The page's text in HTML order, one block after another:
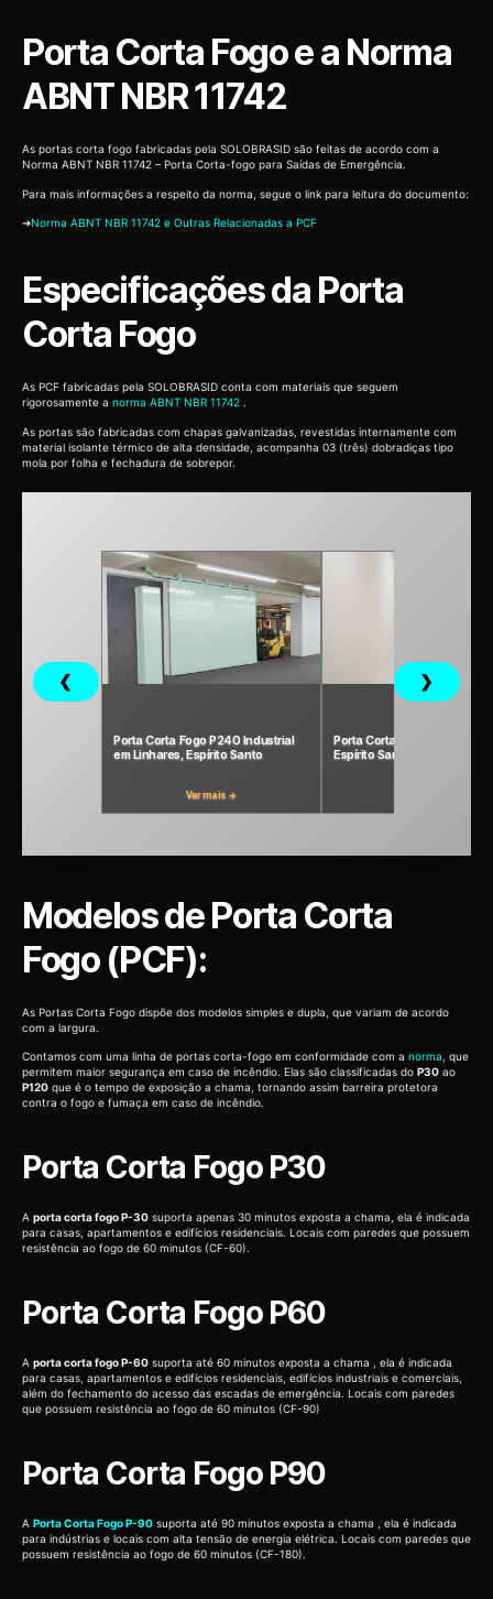
Porta Corta Fogo e a Norma
ABNT NBR 11742
As portas corta fogo fabricadas pela SOLOBRASID são feitas de acordo com a
Norma ABNT NBR 11742 – Porta Corta-fogo para Saídas de Emergência.
Para mais informações a respeito da norma, segue o link para leitura do documento:
➜Norma ABNT NBR 11742 e Outras Relacionadas a PCF
Especificações da Porta
Corta Fogo
As PCF fabricadas pela SOLOBRASID conta com materiais que seguem
rigorosamente a norma ABNT NBR 11742 .
As portas são fabricadas com chapas galvanizadas, revestidas internamente com
material isolante térmico de alta densidade, acompanha 03 (três) dobradiças tipo
mola por folha e fechadura de sobrepor.
❮
Porta Corta Fogo P240 Industrial
em Linhares, Espírito Santo
Ver mais →
Porta Corta-Fogo P90 em
Espírito Santo
❯
Modelos de Porta Corta
Fogo (PCF):
As Portas Corta Fogo dispõe dos modelos simples e dupla, que variam de acordo
com a largura.
Contamos com uma linha de portas corta-fogo em conformidade com a norma , que
permitem maior segurança em caso de incêndio. Elas são classificadas do P30 ao
P120 que é o tempo de exposição a chama, tornando assim barreira protetora
contra o fogo e fumaça em caso de incêndio.
Porta Corta Fogo P30
A porta corta fogo P-30 suporta apenas 30 minutos exposta a chama, ela é indicada
para casas, apartamentos e edifícios residenciais. Locais com paredes que possuem
resistência ao fogo de 60 minutos (CF-60).
Porta Corta Fogo P60
A porta corta fogo P-60 suporta até 60 minutos exposta a chama , ela é indicada
para casas, apartamentos e edifícios residenciais, edifícios industriais e comerciais,
além do fechamento do acesso das escadas de emergência. Locais com paredes
que possuem resistência ao fogo de 60 minutos (CF-90)
Porta Corta Fogo P90
A Porta Corta Fogo P-90 suporta até 90 minutos exposta a chama , ela é indicada
para indústrias e locais com alta tensão de energia elétrica. Locais com paredes que
possuem resistência ao fogo de 60 minutos (CF-180).